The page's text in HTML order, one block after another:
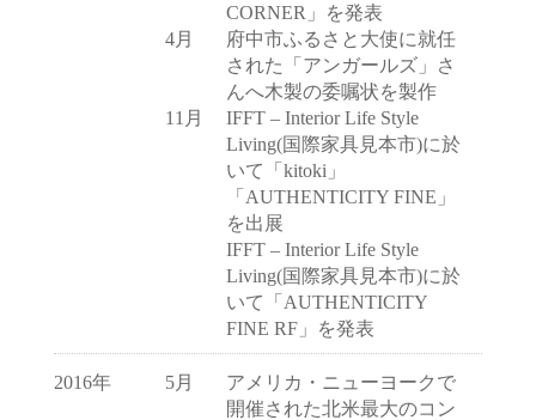
CORNER」を発表
4月
府中市ふるさと大使に就任
された「アンガールズ」さ
んへ木製の委嘱状を製作
11月
IFFT – Interior Life Style
Living(国際家具見本市)に於
いて「kitoki」
「AUTHENTICITY FINE」
を出展
IFFT – Interior Life Style
Living(国際家具見本市)に於
いて「AUTHENTICITY
FINE RF」を発表
2016年 5月
アメリカ・ニューヨークで
開催された北米最大のコン